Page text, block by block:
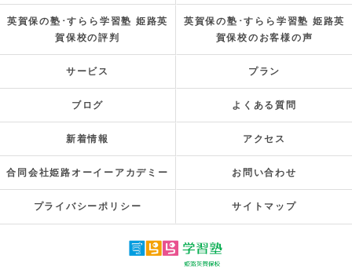
英賀保の塾･すらら学習塾 姫路英
賀保校の評判
英賀保の塾･すらら学習塾 姫路英
賀保校のお客様の声
サービス プラン
ブログ よくある質問
新着情報 アクセス
合同会社姫路オーイーアカデミー お問い合わせ
プライバシーポリシー サイトマップ